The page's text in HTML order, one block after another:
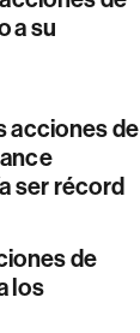
a su
acciones de
ser récord
de
los